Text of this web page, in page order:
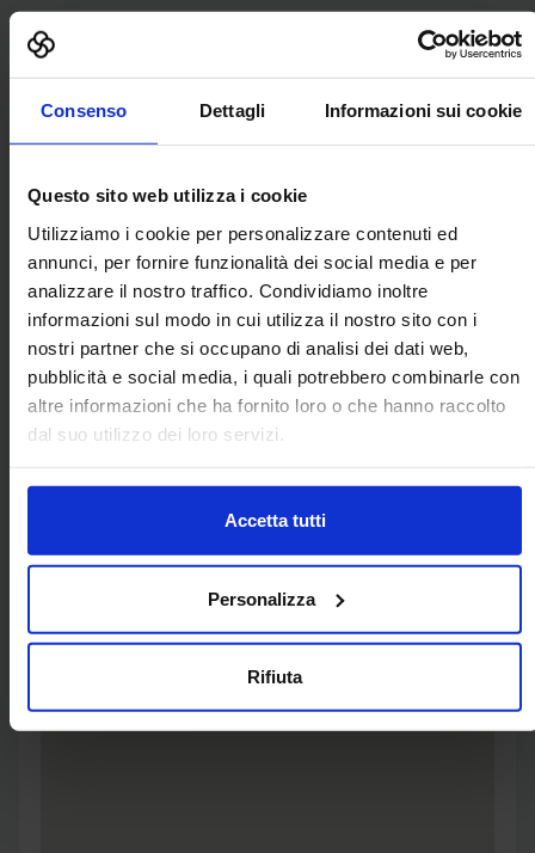
Consenso Dettagli Informazioni sui cookie
Questo sito web utilizza i cookie
Utilizziamo i cookie per personalizzare contenuti ed
annunci, per fornire funzionalità dei social media e per
analizzare il nostro traffico. Condividiamo inoltre
informazioni sul modo in cui utilizza il nostro sito con i
nostri partner che si occupano di analisi dei dati web,
pubblicità e social media, i quali potrebbero combinarle con
altre informazioni che ha fornito loro o che hanno raccolto
dal suo utilizzo dei loro servizi.
Accetta tutti
Personalizza
Rifiuta
Servizi e Prodotti
Formazione in salute e sicurezza nei luoghi di lavoro
Sedi e Orari